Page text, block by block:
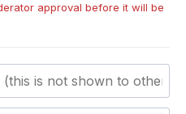
approval before it will be